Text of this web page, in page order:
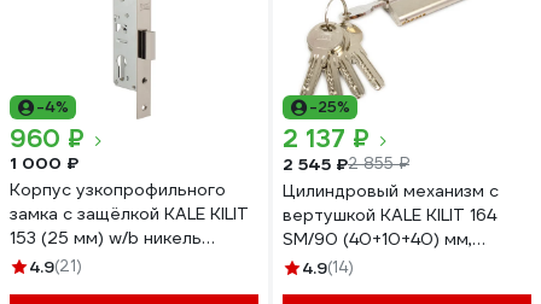
-4%
960 ₽
1 000 ₽
Корпус узкопрофильного
замка с защёлкой KALE KILIT
153 (25 мм) w/b никель
10230
4.9(21)
-25%
2 137 ₽
2 545 ₽2 855 ₽
Цилиндровый механизм с
вертушкой KALE KILIT 164
SM/90 (40+10+40) мм,
никель, 5 кл. 25583
4.9(14)